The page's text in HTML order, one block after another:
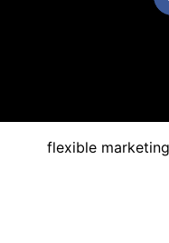
flexible